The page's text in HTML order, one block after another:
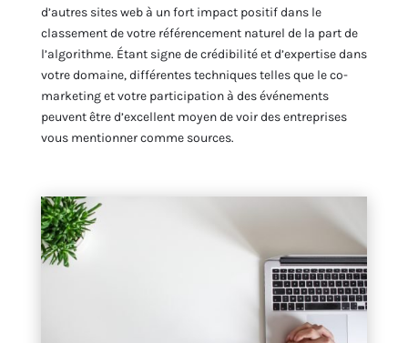
d’autres sites web à un fort impact positif dans le
classement de votre référencement naturel de la part de
l’algorithme. Étant signe de crédibilité et d’expertise dans
votre domaine, différentes techniques telles que le co-
marketing et votre participation à des événements
peuvent être d’excellent moyen de voir des entreprises
vous mentionner comme sources.